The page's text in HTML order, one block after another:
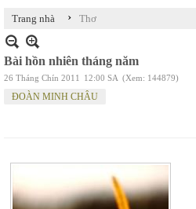
Trang nhà › Thơ
Bài hồn nhiên tháng năm
26 Tháng Chín 2011 12:00 SA (Xem: 144879)
ĐOÀN MINH CHÂU